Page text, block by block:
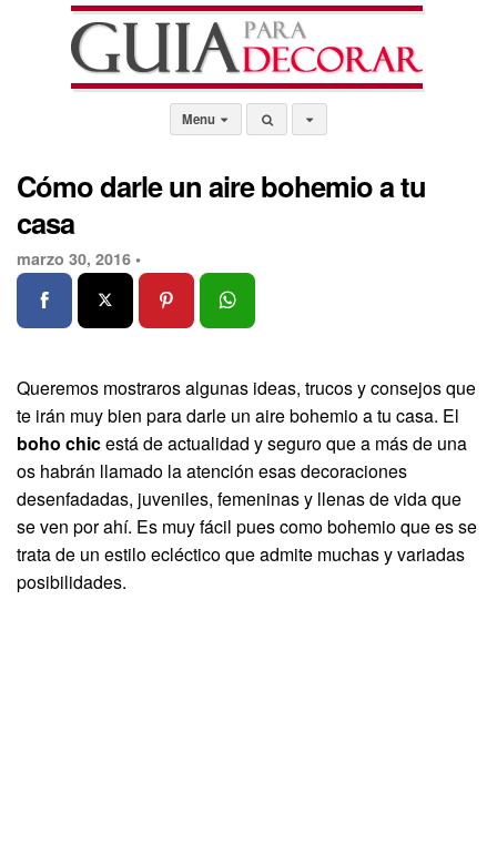
Menu
Cómo darle un aire bohemio a tu
casa
marzo 30, 2016 •
Queremos mostraros algunas ideas, trucos y consejos que
te irán muy bien para darle un aire bohemio a tu casa. El
boho chicestá de actualidad y seguro que a más de una
os habrán llamado la atención esas decoraciones
desenfadadas, juveniles, femeninas y llenas de vida que
se ven por ahí. Es muy fácil pues como bohemio que es se
trata de un estilo ecléctico que admite muchas y variadas
posibilidades.